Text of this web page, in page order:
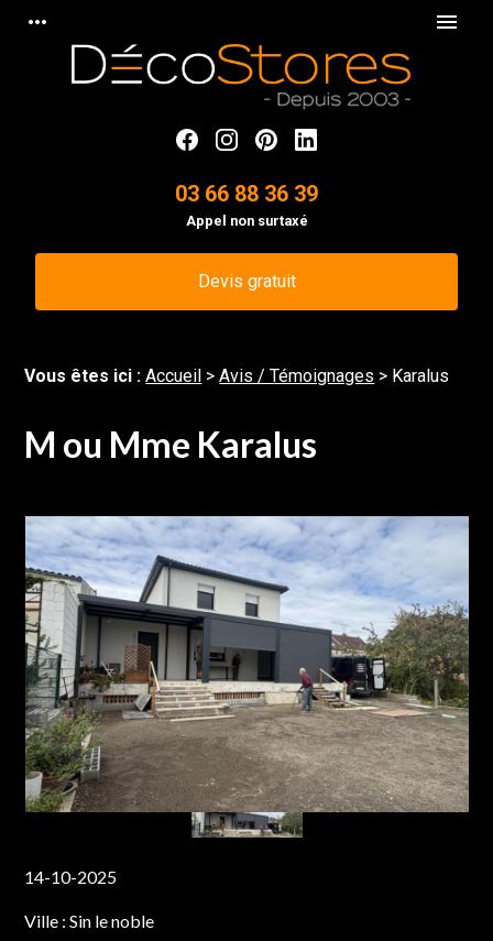
more_horiz menu
03 66 88 36 39
Appel non surtaxé
Devis gratuit
Vous êtes ici :Accueil >Avis / Témoignages > Karalus
M ou Mme Karalus
14-10-2025
Ville :Sin le noble